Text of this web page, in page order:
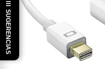
☰ SUGERENCIAS